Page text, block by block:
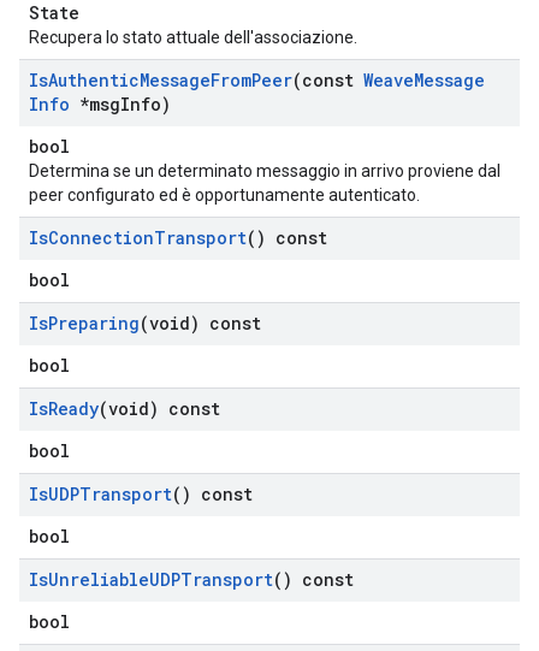
State
Recupera lo stato attuale dell'associazione.
IsAuthenticMessageFromPeer(const WeaveMessage
Info *msgInfo)
bool
Determina se un determinato messaggio in arrivo proviene dal
peer configurato ed è opportunamente autenticato.
IsConnectionTransport() const
bool
IsPreparing(void) const
bool
IsReady(void) const
bool
IsUDPTransport() const
bool
IsUnreliableUDPTransport() const
bool